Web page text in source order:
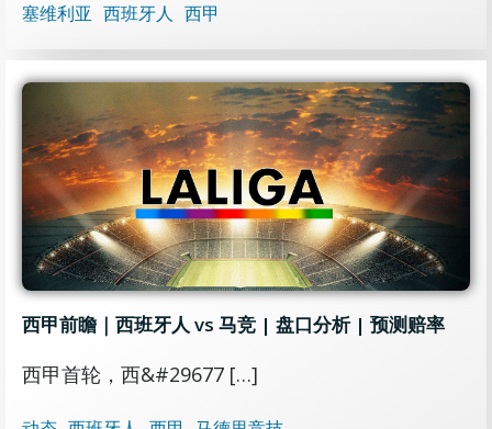
塞维利亚 西班牙人 西甲
西甲前瞻｜西班牙人 vs 马竞 | 盘口分析 | 预测赔率
西甲首轮，西&#29677 […]